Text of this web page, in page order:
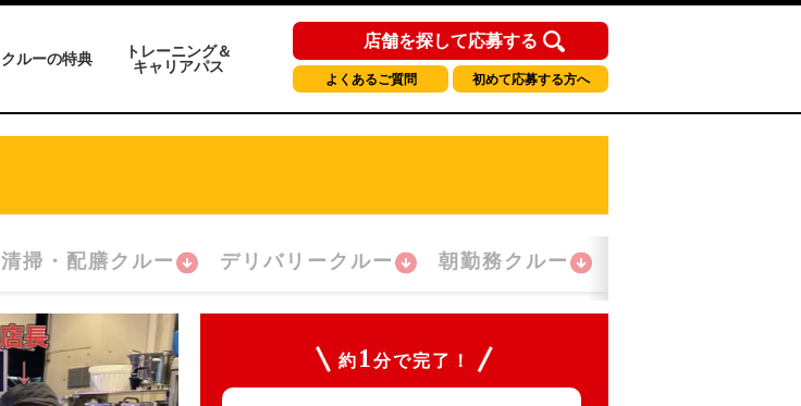
クルーの特典
トレーニング＆
キャリアパス
店舗を探して応募する
よくあるご質問 初めて応募する方へ
清掃・配膳クルー デリバリークルー 朝勤務クルー
約 1 分で完了！